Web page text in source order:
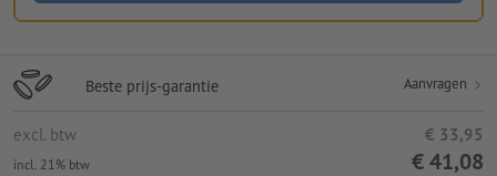
Beste prijs-garantie Aanvragen
excl. btw € 33,95
incl. 21% btw € 41,08